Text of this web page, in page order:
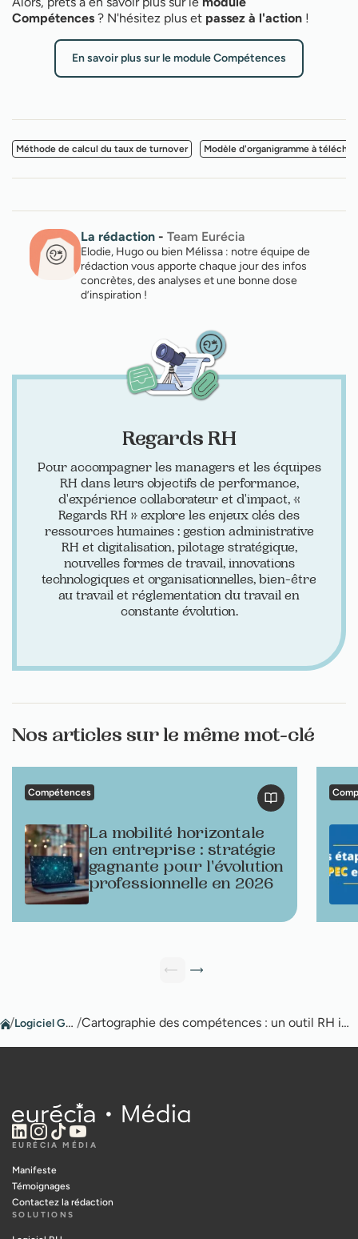
Compétences ? N'hésitez plus et passez à l'action !
En savoir plus sur le module Compétences
Méthode de calcul du taux de turnover Modèle d'organigramme à
La rédaction - Team Eurécia
Elodie, Hugo ou bien Mélissa : notre équipe de
rédaction vous apporte chaque jour des infos
concrètes, des analyses et une bonne dose
d’inspiration !
Regards RH
Pour accompagner les managers et les équipes
RH dans leurs objectifs de performance,
d'expérience collaborateur et d'impact, «
Regards RH » explore les enjeux clés des
ressources humaines : gestion administrative
RH et digitalisation, pilotage stratégique,
nouvelles formes de travail, innovations
technologiques et organisationnelles, bien-être
au travail et réglementation du travail en
constante évolution.
Nos articles sur le même mot-clé
Compétences
La mobilité horizontale
en entreprise : stratégie
gagnante pour l'évolution
professionnelle en 2026
/ Logiciel GPEC / Cartographie des compétences : un outil RH important !
EURÉCIA MÉDIA
Manifeste
Témoignages
Contactez la rédaction
SOLUTIONS